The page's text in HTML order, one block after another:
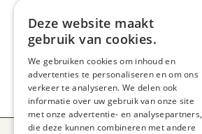
Deze website maakt
gebruik van cookies.
We gebruiken cookies om inhoud en
advertenties te personaliseren en om ons
verkeer te analyseren. We delen ook
informatie over uw gebruik van onze site
met onze advertentie- en analysepartners,
die deze kunnen combineren met andere